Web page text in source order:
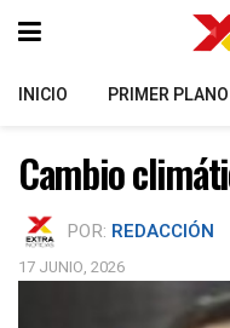
INICIO PRIMER PLANO
Cambio
POR: REDACCIÓN
17 JUNIO, 2026